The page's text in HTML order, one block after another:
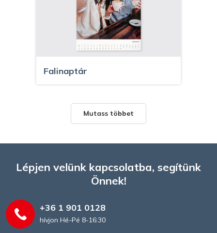
Falinaptár
Asztali naptár
Mutass többet
Lépjen velünk kapcsolatba, segítünk
Önnek!
+36 1 901 0128
hívjon Hé-Pé 8-16:30